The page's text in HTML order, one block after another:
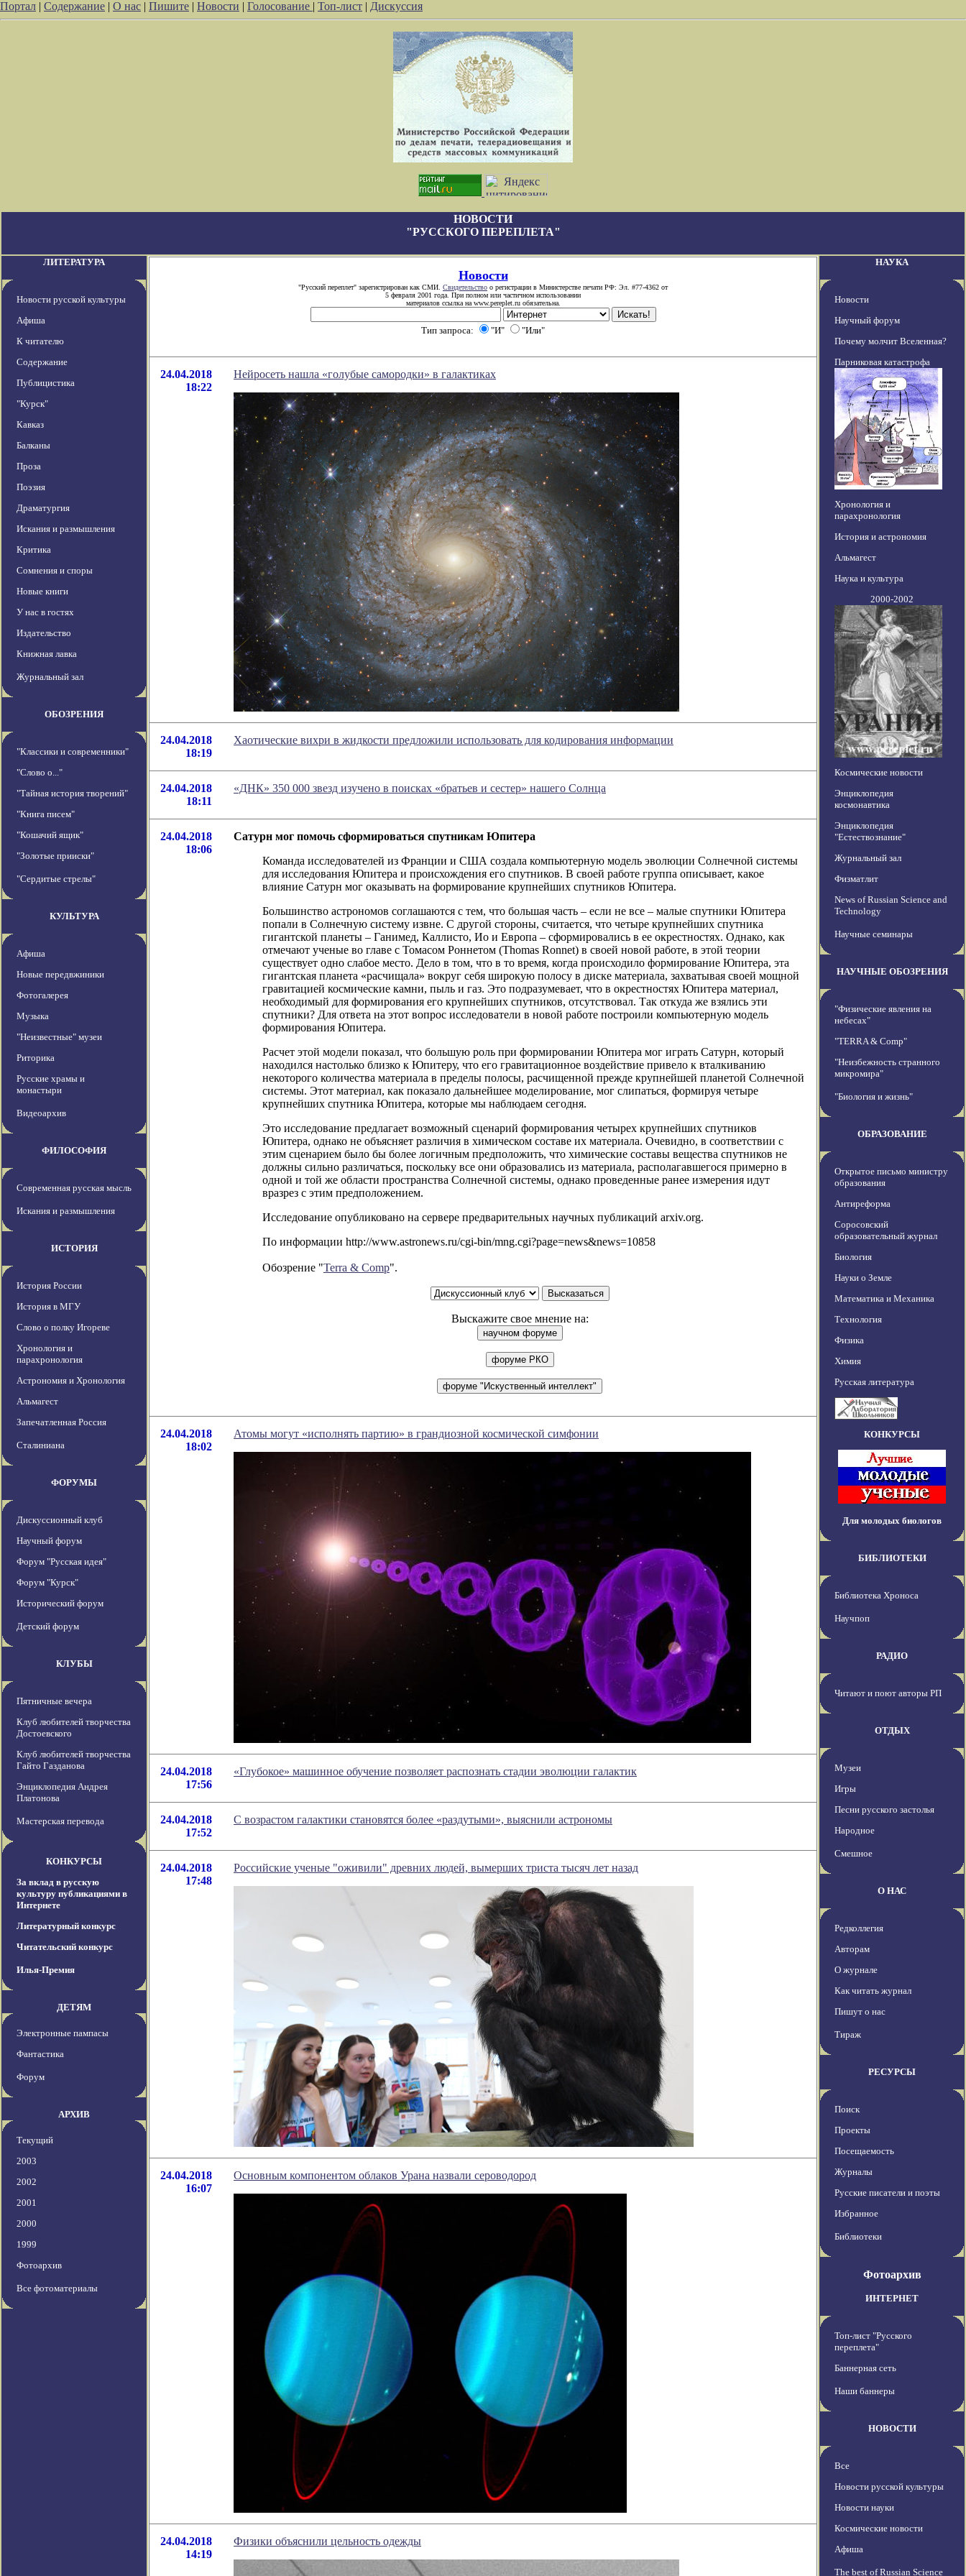
Портал | Содержание | О нас | Пишите | Новости | Голосование | Топ-лист | Дискуссия
НОВОСТИ
"РУССКОГО ПЕРЕПЛЕТА"
ЛИТЕРАТУРА
Новости русской культуры
Афиша
К читателю
Содержание
Публицистика
"Курск"
Кавказ
Балканы
Проза
Поэзия
Драматургия
Искания и размышления
Критика
Сомнения и споры
Новые книги
У нас в гостях
Издательство
Книжная лавка
Журнальный зал
ОБОЗРЕНИЯ
"Классики и современники"
"Слово о..."
"Тайная история творений"
"Книга писем"
"Кошачий ящик"
"Золотые прииски"
"Сердитые стрелы"
КУЛЬТУРА
Афиша
Новые передвжиники
Фотогалерея
Музыка
"Неизвестные" музеи
Риторика
Русские храмы и
монастыри
Видеоархив
ФИЛОСОФИЯ
Современная русская мысль
Искания и размышления
ИСТОРИЯ
История России
История в МГУ
Слово о полку Игореве
Хронология и
парахронология
Астрономия и Хронология
Альмагест
Запечатленная Россия
Сталиниана
ФОРУМЫ
Дискуссионный клуб
Научный форум
Форум "Русская идея"
Форум "Курск"
Исторический форум
Детский форум
КЛУБЫ
Пятничные вечера
Клуб любителей творчества
Достоевского
Клуб любителей творчества
Гайто Газданова
Энциклопедия Андрея
Платонова
Мастерская перевода
КОНКУРСЫ
За вклад в русскую
культуру публикациями в
Интернете
Литературный конкурс
Читательский конкурс
Илья-Премия
ДЕТЯМ
Электронные пампасы
Фантастика
Форум
АРХИВ
Текущий
2003
2002
2001
2000
1999
Фотоархив
Все фотоматериалы
Новости
"Русский переплет" зарегистрирован как СМИ. Свидетельство о регистрации в Министерстве печати РФ: Эл. #77-4362 от
5 февраля 2001 года. При полном или частичном использовании
материалов ссылка на www.pereplet.ru обязательна.
Тип запроса: "И" "Или"
24.04.2018
18:22
Нейросеть нашла «голубые самородки» в галактиках
24.04.2018
18:19
Хаотические вихри в жидкости предложили использовать для кодирования информации
24.04.2018
18:11
«ДНК» 350 000 звезд изучено в поисках «братьев и сестер» нашего Солнца
24.04.2018
18:06
Сатурн мог помочь сформироваться спутникам Юпитера
Команда исследователей из Франции и США создала компьютерную модель эволюции Солнечной системы
для исследования Юпитера и происхождения его спутников. В своей работе группа описывает, какое
влияние Сатурн мог оказывать на формирование крупнейших спутников Юпитера.
Большинство астрономов соглашаются с тем, что большая часть – если не все – малые спутники Юпитера
попали в Солнечную систему извне. С другой стороны, считается, что четыре крупнейших спутника
гигантской планеты – Ганимед, Каллисто, Ио и Европа – сформировались в ее окрестностях. Однако, как
отмечают ученые во главе с Томасом Роннетом (Thomas Ronnet) в своей новой работе, в этой теории
существует одно слабое место. Дело в том, что в то время, когда происходило формирование Юпитера, эта
гигантская планета «расчищала» вокруг себя широкую полосу в диске материала, захватывая своей мощной
гравитацией космические камни, пыль и газ. Это подразумевает, что в окрестностях Юпитера материал,
необходимый для формирования его крупнейших спутников, отсутствовал. Так откуда же взялись эти
спутники? Для ответа на этот вопрос исследователи в новой работе построили компьютерную модель
формирования Юпитера.
Расчет этой модели показал, что большую роль при формировании Юпитера мог играть Сатурн, который
находился настолько близко к Юпитеру, что его гравитационное воздействие привело к вталкиванию
некоторого количества материала в пределы полосы, расчищенной прежде крупнейшей планетой Солнечной
системы. Этот материал, как показало дальнейшее моделирование, мог слипаться, формируя четыре
крупнейших спутника Юпитера, которые мы наблюдаем сегодня.
Это исследование предлагает возможный сценарий формирования четырех крупнейших спутников
Юпитера, однако не объясняет различия в химическом составе их материала. Очевидно, в соответствии с
этим сценарием было бы более логичным предположить, что химические составы вещества спутников не
должны сильно различаться, поскольку все они образовались из материала, располагавшегося примерно в
одной и той же области пространства Солнечной системы, однако проведенные ранее измерения идут
вразрез с этим предположением.
Исследование опубликовано на сервере предварительных научных публикаций arxiv.org.
По информации http://www.astronews.ru/cgi-bin/mng.cgi?page=news&news=10858
Обозрение "Terra & Comp".
Выскажите свое мнение на:
24.04.2018
18:02
Атомы могут «исполнять партию» в грандиозной космической симфонии
24.04.2018
17:56
«Глубокое» машинное обучение позволяет распознать стадии эволюции галактик
24.04.2018
17:52
С возрастом галактики становятся более «раздутыми», выяснили астрономы
24.04.2018
17:48
Российские ученые "оживили" древних людей, вымерших триста тысяч лет назад
24.04.2018
16:07
Основным компонентом облаков Урана назвали сероводород
24.04.2018
14:19
Физики объяснили цельность одежды
НАУКА
Новости
Научный форум
Почему молчит Вселенная?
Парниковая катастрофа
Хронология и
парахронология
История и астрономия
Альмагест
Наука и культура
2000-2002
Космические новости
Энциклопедия
космонавтика
Энциклопедия
"Естествознание"
Журнальный зал
Физматлит
News of Russian Science and
Technology
Научные семинары
НАУЧНЫЕ ОБОЗРЕНИЯ
"Физические явления на
небесах"
"TERRA & Comp"
"Неизбежность странного
микромира"
"Биология и жизнь"
ОБРАЗОВАНИЕ
Открытое письмо министру
образования
Антиреформа
Соросовский
образовательный журнал
Биология
Науки о Земле
Математика и Механика
Технология
Физика
Химия
Русская литература
КОНКУРСЫ
Для молодых биологов
БИБЛИОТЕКИ
Библиотека Хроноса
Научпоп
РАДИО
Читают и поют авторы РП
ОТДЫХ
Музеи
Игры
Песни русского застолья
Народное
Смешное
О НАС
Редколлегия
Авторам
О журнале
Как читать журнал
Пишут о нас
Тираж
РЕСУРСЫ
Поиск
Проекты
Посещаемость
Журналы
Русские писатели и поэты
Избранное
Библиотеки
Фотоархив
ИНТЕРНЕТ
Топ-лист "Русского
переплета"
Баннерная сеть
Наши баннеры
НОВОСТИ
Все
Новости русской культуры
Новости науки
Космические новости
Афиша
The best of Russian Science